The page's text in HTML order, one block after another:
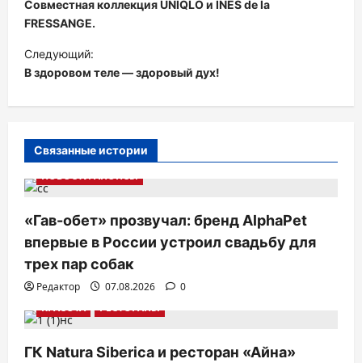
в
и
г
а
я
о
з
а
и
с
Совместная коллекция UNIQLO и INES de la
FRESSANGE.
Следующий:
В здоровом теле — здоровый дух!
Связанные истории
НОВОСТИ АНОНСЫ
«Гав-обет» прозвучал: бренд AlphaPet
впервые в России устроил свадьбу для
трех пар собак
Редактор 07.08.2026
0
КРАСОТА
РЕСТОРАНЫ
ГК Natura Siberica и ресторан «Айна»